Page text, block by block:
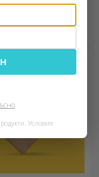
моливи
Условия